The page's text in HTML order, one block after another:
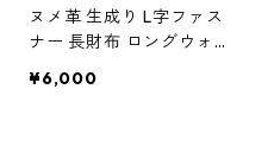
ヌメ革 生成り L字ファス
ナー 長財布 ロングウォレ
革財布 ハンドメイド 経年
¥6,000